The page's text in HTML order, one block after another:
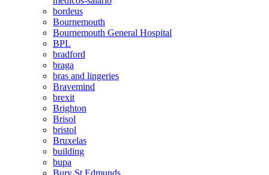
bordeus
Bournemouth
Bournemouth General Hospital
BPL
bradford
braga
bras and lingeries
Bravemind
brexit
Brighton
Brisol
bristol
Bruxelas
building
bupa
Bury St.Edmunds